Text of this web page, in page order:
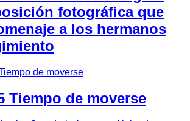
fotográfica que
a los hermanos
Tiempo de moverse